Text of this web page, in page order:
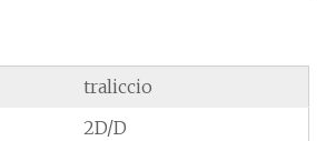
traliccio
2D/D